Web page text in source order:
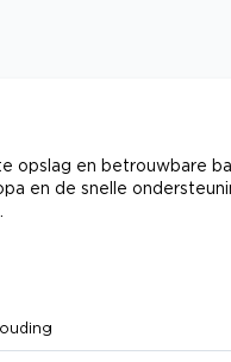
opslag en betrouwbare
en de snelle